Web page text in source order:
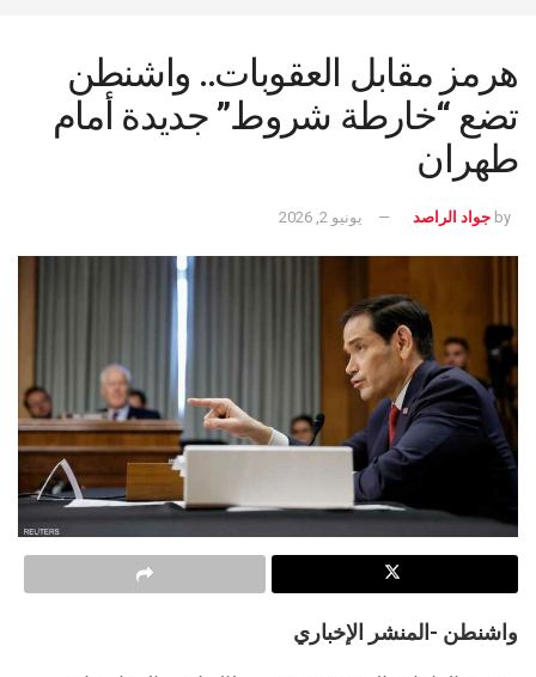
هرمز مقابل العقوبات.. واشنطن
تضع “خارطة شروط” جديدة أمام
طهران
by جواد الراصد يونيو 2, 2026
واشنطن -المنشر الإخباري